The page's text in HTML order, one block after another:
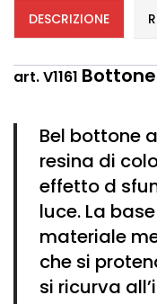
DESCRIZIONE
art. V1161
Bel bottone
resina di
effetto d
luce. La
materiale
che si
si ricurva